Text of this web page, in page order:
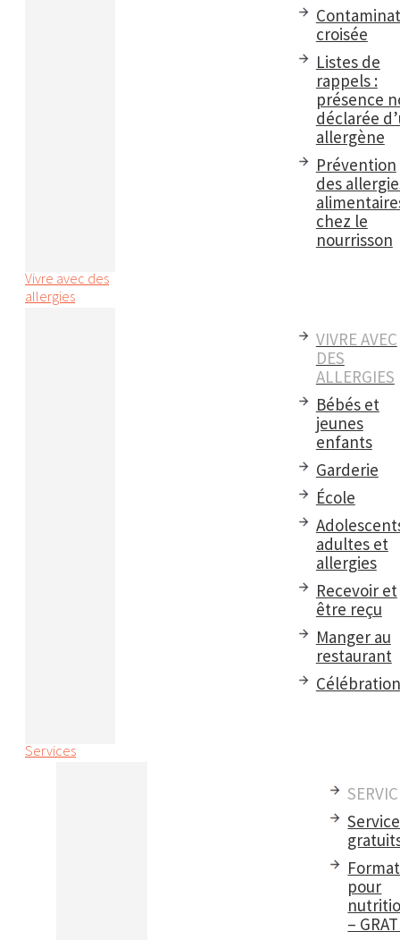
croisée
Listes de
rappels :
présence
déclarée
allergène
Prévention
des
chez le
nourrisson
Vivre avec des
allergies
VIVRE AVEC
DES
ALLERGIES
Bébés et
jeunes
enfants
Garderie
École
adultes et
allergies
Recevoir et
être reçu
Manger au
restaurant
Services
pour
–